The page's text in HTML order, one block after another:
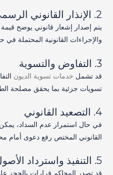
2. الإنذار القانوني الرسمي
يتم إصدار إشعار قانوني يوضح قيمة
والإجراءات القانونية المحتملة في
3. التفاوض والتسوية
قد تشمل خدمات تسوية الديون
تسويات جزئية بما يحقق مصلحة
4. التصعيد القانوني
في حال استمرار عدم السداد، يمكن
القانوني المختص رفع دعوى أمام
5. التنفيذ واسترداد الأصول